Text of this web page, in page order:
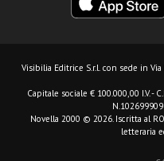
Visibilia Editrice S.r.l. con sede in
Capitale sociale € 100.000,00 I.V. -
Novella 2000 © 2026. Iscritta al
letteraria